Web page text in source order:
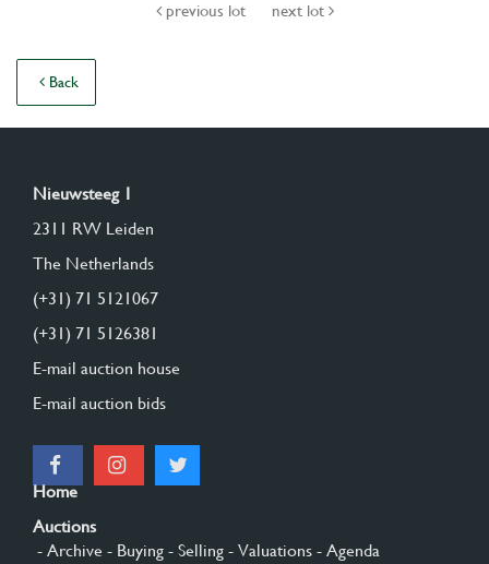
previous lot next lot
Back
Nieuwsteeg 1
2311 RW Leiden
The Netherlands
(+31) 71 5121067
(+31) 71 5126381
E-mail auction house
E-mail auction bids
Home
Auctions
- Archive - Buying - Selling - Valuations - Agenda